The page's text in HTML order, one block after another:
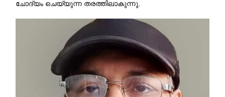
ചോദ്യം ചെയ്യുന്ന തരത്തിലാകുന്നു.